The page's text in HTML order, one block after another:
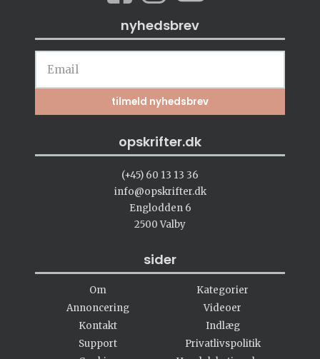
nyhedsbrev
opskrifter.dk
(+45) 60 13 13 36
info@opskrifter.dk
Englodden 6
2500 Valby
sider
Om
Annoncering
Kontakt
Support
Kategorier
Videoer
Indlæg
Privatlivspolitik